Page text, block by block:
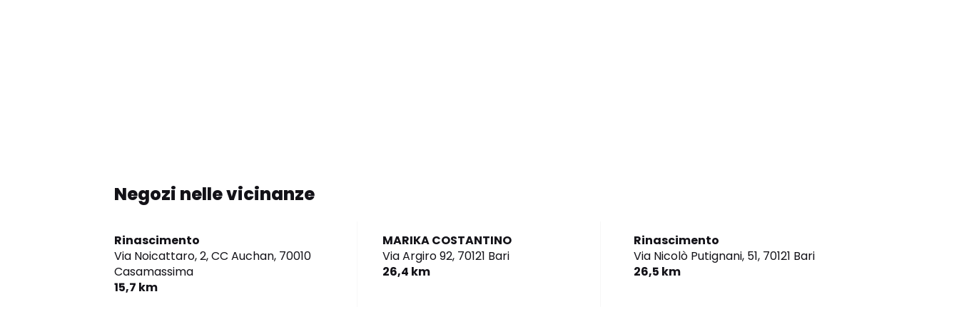
Negozi nelle vicinanze
Rinascimento
Via Noicattaro, 2, CC Auchan, 70010
Casamassima
15,7 km
MARIKA COSTANTINO
Via Argiro 92, 70121 Bari
26,4 km
Rinascimento
Via Nicolò Putignani, 51, 70121 Bari
26,5 km